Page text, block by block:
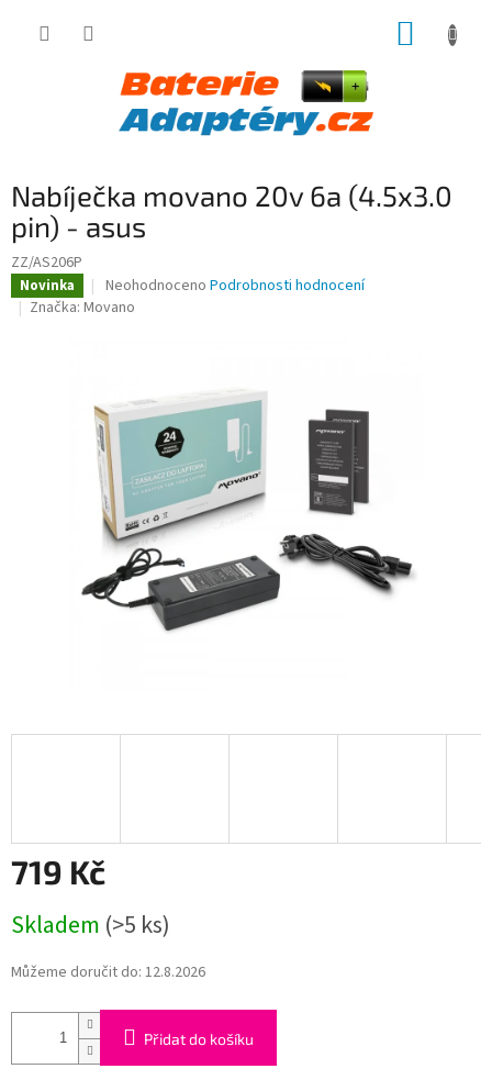
Nabíječka movano 20v 6a (4.5x3.0
pin) - asus
ZZ/AS206P
Novinka
Průměrné
hodnocení
5
hvězdiček.
Neohodnoceno Podrobnosti hodnocení
Značka: Movano
719 Kč
cena:
Skladem (>5 ks)
Můžeme doručit do: 12.8.2026
Přidat do košíku